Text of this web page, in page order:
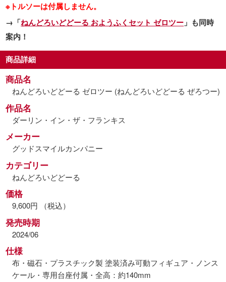
※トルソーは付属しません。
→「ねんどろいどどーる おようふくセット ゼロツー 」も同時
案内！
商品詳細
商品名
ねんどろいどどーる ゼロツー (ねんどろいどどーる ぜろつー)
作品名
ダーリン・イン・ザ・フランキス
メーカー
グッドスマイルカンパニー
カテゴリー
ねんどろいどどーる
価格
9,600円 （税込）
発売時期
2024/06
仕様
布・磁石・プラスチック製 塗装済み可動フィギュア・ノンス
ケール・専用台座付属・全高：約140mm